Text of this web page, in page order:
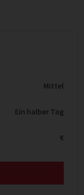
Mittel
Ein halber Tag
€